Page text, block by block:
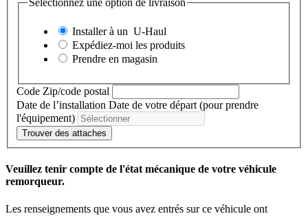
Sélectionnez une option de livraison
Installer à un U-Haul
Expédiez-moi les produits
Prendre en magasin
Code Zip/code postal
Date de l’installation Date de votre départ (pour prendre
l'équipement)
Trouver des attaches
Veuillez tenir compte de l'état mécanique de votre véhicule
remorqueur.
Les renseignements que vous avez entrés sur ce véhicule ont